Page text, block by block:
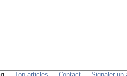
Top articles Contact Signaler un